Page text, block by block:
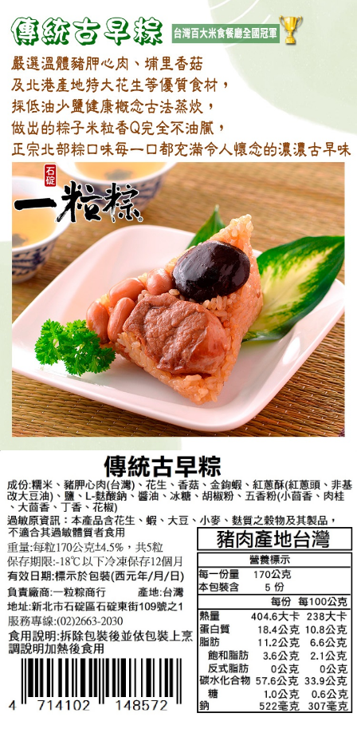
２．關於個人資料處理事宜，請瀏覽以下網址：
https://aftee.tw/terms/#terms3
３．未成年的使用者請事先徵得法定代理人或監護人之同意方可使用
「AFTEE先享後付」，若未經同意申辦者引起之損失，本公司不負相關責
任。
４．使用「AFTEE先享後付」時，將依據個別帳號之用戶狀況，依本公司即
時審查核予不同之上限額度；若仍有額度不足之情形，本公司將視審查結果
請求用戶進行身份認證。
５．嚴禁一人註冊多個帳號或使用他人資訊註冊。若發現惡意使用之情形，
恩沛科技股份有限公司將有權停止該用戶之使用額度並採取法律行動。